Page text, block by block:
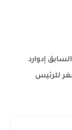
إدوارد
الأخ الأصغر للرئيس